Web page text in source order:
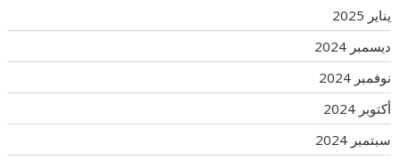
يناير 2025
ديسمبر 2024
نوفمبر 2024
أكتوبر 2024
سبتمبر 2024